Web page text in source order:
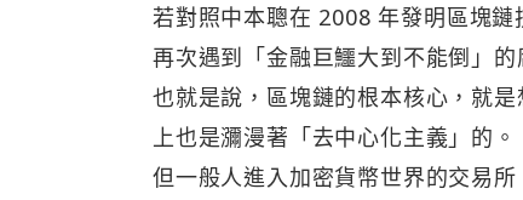
若對照中本聰在 2008 年發明區塊
再次遇到「金融巨鱷大到不能倒」的
也就是說，區塊鏈的根本核心，就
上也是瀰漫著「去中心化主義」的。
但一般人進入加密貨幣世界的交易